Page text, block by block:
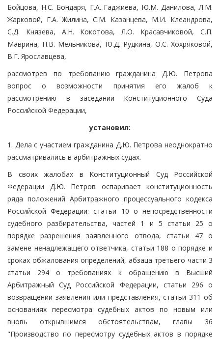
Бойцова, Н.С. Бондаря, Г.А. Гаджиева, Ю.М. Данилова, Л.М.
Жарковой, Г.А. Жилина, С.М. Казанцева, М.И. Клеандрова,
С.Д. Князева, А.Н. Кокотова, Л.О. Красавчиковой, С.П.
Маврина, Н.В. Мельникова, Ю.Д. Рудкина, О.С. Хохряковой,
В.Г. Ярославцева,
рассмотрев по требованию гражданина Д.Ю. Петрова
вопрос о возможности принятия его жалоб к
рассмотрению в заседании Конституционного Суда
Российской Федерации,
установил:
1. Дела с участием гражданина Д.Ю. Петрова неоднократно
рассматривались в арбитражных судах.
В своих жалобах в Конституционный Суд Российской
Федерации Д.Ю. Петров оспаривает конституционность
ряда положений Арбитражного процессуального кодекса
Российской Федерации: статьи 10 о непосредственности
судебного разбирательства, частей 1 и 5 статьи 25 о
порядке разрешения заявленного отвода, статьи 47 о
замене ненадлежащего ответчика, статьи 188 о порядке и
сроках обжалования определений, абзаца третьего части 3
статьи 294 о требованиях к обращению в Высший
Арбитражный Суд Российской Федерации, статьи 296 о
возвращении заявления или представления, статьи 311 об
основаниях пересмотра судебных актов по новым или
вновь открывшимся обстоятельствам, главы 36
"Производство по пересмотру судебных актов в порядке